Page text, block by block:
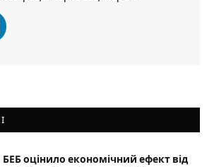
БЕБ оцінило економічний ефект від